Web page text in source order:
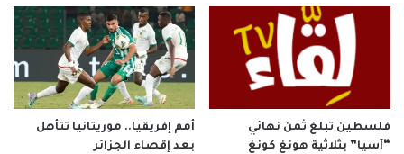
فلسطين تبلغ ثمن نهائي
“آسيا” بثلاثية هونغ كونغ
أمم إفريقيا.. موريتانيا تتأهل
بعد إقصاء الجزائر